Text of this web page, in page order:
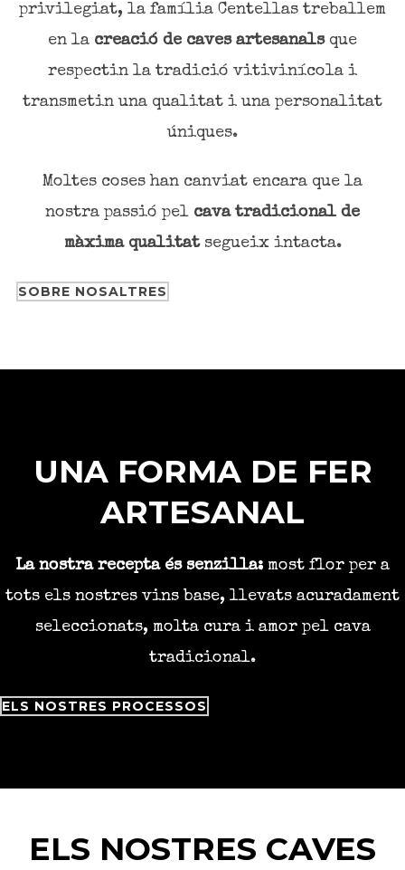
privilegiat, la família Centellas treballem
en la creació de caves artesanalsque
respectin la tradició vitivinícola i
transmetin una qualitat i una personalitat
úniques.
Moltes coses han canviat encara que la
nostra passió pel cava tradicional de
màxima qualitatsegueix intacta.
SOBRE NOSALTRES
UNA FORMA DE FER
ARTESANAL
La nostra recepta és senzilla: most flor per a
tots els nostres vins base, llevats acuradament
seleccionats, molta cura i amor pel cava
tradicional.
ELS NOSTRES PROCESSOS
ELS NOSTRES CAVES